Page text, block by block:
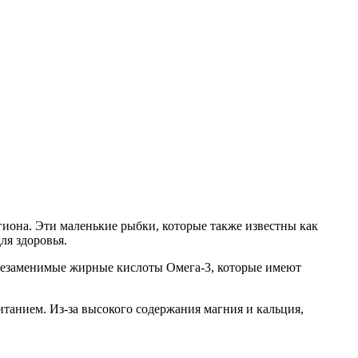
Эти маленькие рыбки, которые также известны как
здоровья.
жирные кислоты Омега-3, которые имеют
Из-за высокого содержания магния и кальция,